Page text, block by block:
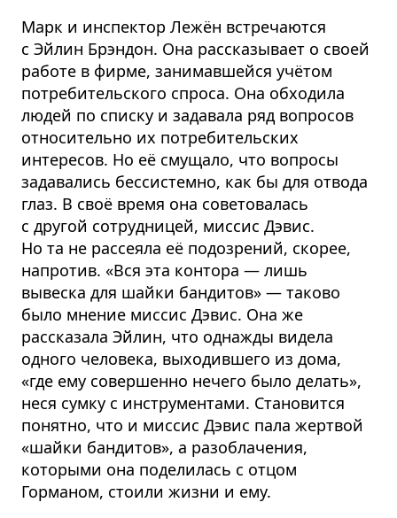
Марк и инспектор Лежён встречаются
с Эйлин Брэндон. Она рассказывает о своей
работе в фирме, занимавшейся учётом
потребительского спроса. Она обходила
людей по списку и задавала ряд вопросов
относительно их потребительских
интересов. Но её смущало, что вопросы
задавались бессистемно, как бы для отвода
глаз. В своё время она советовалась
с другой сотрудницей, миссис Дэвис.
Но та не рассеяла её подозрений, скорее,
напротив. «Вся эта контора — лишь
вывеска для шайки бандитов» — таково
было мнение миссис Дэвис. Она же
рассказала Эйлин, что однажды видела
одного человека, выходившего из дома,
«где ему совершенно нечего было делать»,
неся сумку с инструментами. Становится
понятно, что и миссис Дэвис пала жертвой
«шайки бандитов», а разоблачения,
которыми она поделилась с отцом
Горманом, стоили жизни и ему.